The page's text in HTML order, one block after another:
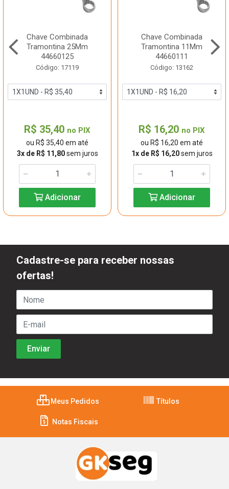
Chave Combinada
Tramontina 25Mm
44660125
Código: 17119
R$ 35,40 no PIX
ou R$ 35,40 em até
3x de R$ 11,80sem juros
Adicionar
Chave Combinada
Tramontina 11Mm
44660111
Código: 13162
R$ 16,20 no PIX
ou R$ 16,20 em até
1x de R$ 16,20sem juros
Adicionar
Cadastre-se para receber nossas
ofertas!
Meus Pedidos Títulos
Notas Fiscais